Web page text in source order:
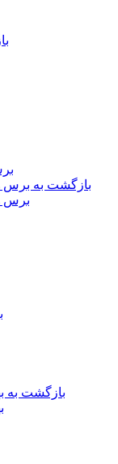
بازگشت به برس
برس
بازگشت به